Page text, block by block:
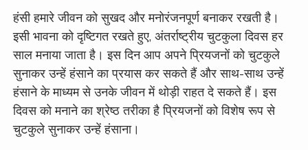
हंसी हमारे जीवन को सुखद और मनोरंजनपूर्ण बनाकर रखती है।
इसी भावना को दृष्टिगत रखते हुए, अंतर्राष्ट्रीय चुटकुला दिवस हर
साल मनाया जाता है। इस दिन आप अपने प्रियजनों को चुटकुले
सुनाकर उन्हें हंसाने का प्रयास कर सकते हैं और साथ-साथ उन्हें
हंसाने के माध्यम से उनके जीवन में थोड़ी राहत दे सकते हैं। इस
दिवस को मनाने का श्रेष्ठ तरीका है प्रियजनों को विशेष रूप से
चुटकुले सुनाकर उन्हें हंसाना।